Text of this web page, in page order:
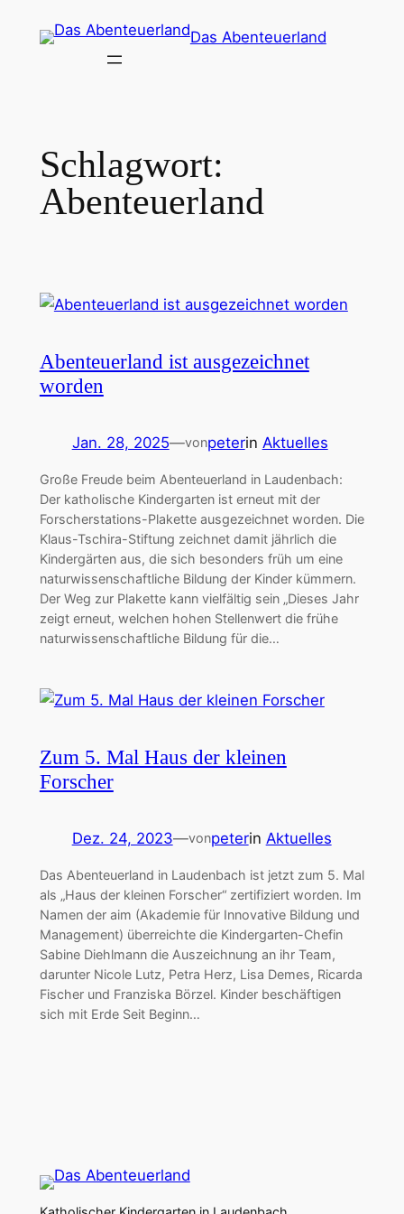
Inhalt
Das Abenteuerland
Schlagwort:
Abenteuerland
Abenteuerland ist ausgezeichnet
worden
Jan. 28, 2025—vonpeterin Aktuelles
Große Freude beim Abenteuerland in Laudenbach:
Der katholische Kindergarten ist erneut mit der
Forscherstations-Plakette ausgezeichnet worden. Die
Klaus-Tschira-Stiftung zeichnet damit jährlich die
Kindergärten aus, die sich besonders früh um eine
naturwissenschaftliche Bildung der Kinder kümmern.
Der Weg zur Plakette kann vielfältig sein „Dieses Jahr
zeigt erneut, welchen hohen Stellenwert die frühe
naturwissenschaftliche Bildung für die…
Zum 5. Mal Haus der kleinen
Forscher
Dez. 24, 2023—vonpeterin Aktuelles
Das Abenteuerland in Laudenbach ist jetzt zum 5. Mal
als „Haus der kleinen Forscher“ zertifiziert worden. Im
Namen der aim (Akademie für Innovative Bildung und
Management) überreichte die Kindergarten-Chefin
Sabine Diehlmann die Auszeichnung an ihr Team,
darunter Nicole Lutz, Petra Herz, Lisa Demes, Ricarda
Fischer und Franziska Börzel. Kinder beschäftigen
sich mit Erde Seit Beginn…